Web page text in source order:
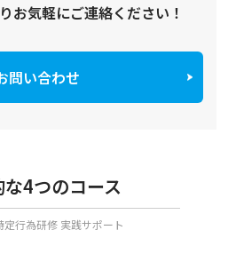
お気軽にご連絡ください！
問い合わせ
4つのコース
定行為研修 実践サポート